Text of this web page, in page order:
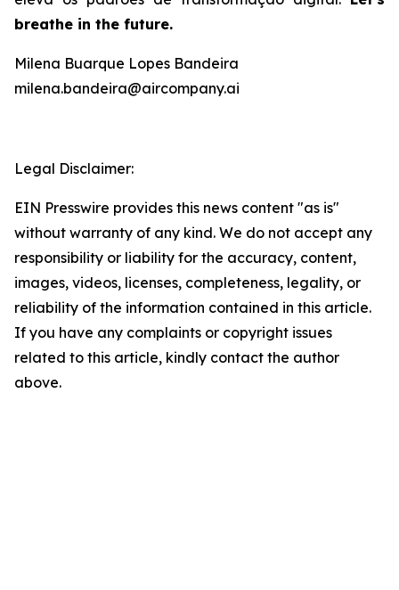
breathe in the future.
Milena Buarque Lopes Bandeira
milena.bandeira@aircompany.ai
Legal Disclaimer:
EIN Presswire provides this news content "as is"
without warranty of any kind. We do not accept any
responsibility or liability for the accuracy, content,
images, videos, licenses, completeness, legality, or
reliability of the information contained in this article.
If you have any complaints or copyright issues
related to this article, kindly contact the author
above.